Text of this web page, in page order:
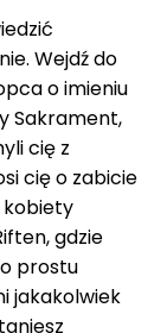
Wejdź do
o imieniu
Sakrament,
cię z
cię o zabicie
kobiety
gdzie
prostu
jakakolwiek